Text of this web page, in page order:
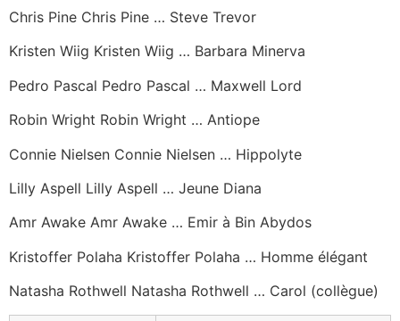
Chris Pine Chris Pine … Steve Trevor
Kristen Wiig Kristen Wiig … Barbara Minerva
Pedro Pascal Pedro Pascal … Maxwell Lord
Robin Wright Robin Wright … Antiope
Connie Nielsen Connie Nielsen … Hippolyte
Lilly Aspell Lilly Aspell … Jeune Diana
Amr Awake Amr Awake … Emir à Bin Abydos
Kristoffer Polaha Kristoffer Polaha … Homme élégant
Natasha Rothwell Natasha Rothwell … Carol (collègue)